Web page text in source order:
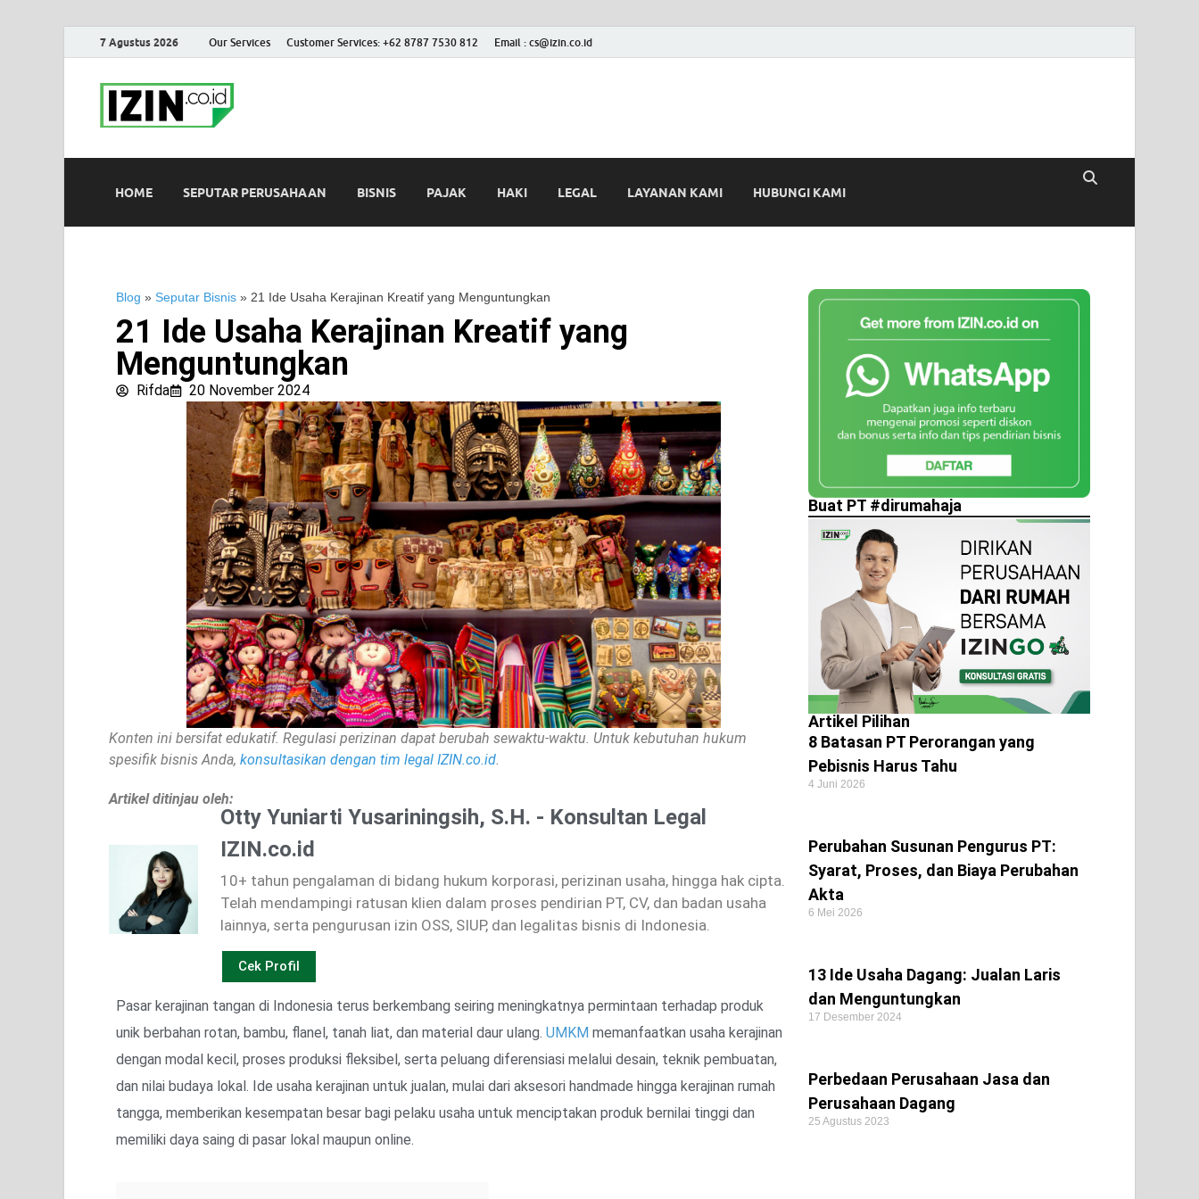
7 Agustus 2026 Our Services Customer Services: +62 8787 7530 812 Email : cs@izin.co.id
HOME SEPUTAR PERUSAHAAN BISNIS PAJAK HAKI LEGAL LAYANAN KAMI HUBUNGI KAMI
Blog » Seputar Bisnis » 21 Ide Usaha Kerajinan Kreatif yang Menguntungkan
21 Ide Usaha Kerajinan Kreatif yang
Menguntungkan
Rifda 20 November 2024
Konten ini bersifat edukatif. Regulasi perizinan dapat berubah sewaktu-waktu. Untuk kebutuhan hukum
spesifik bisnis Anda, konsultasikan dengan tim legal IZIN.co.id.
Artikel ditinjau oleh:
Otty Yuniarti Yusariningsih, S.H. - Konsultan Legal
IZIN.co.id
10+ tahun pengalaman di bidang hukum korporasi, perizinan usaha, hingga hak cipta.
Telah mendampingi ratusan klien dalam proses pendirian PT, CV, dan badan usaha
lainnya, serta pengurusan izin OSS, SIUP, dan legalitas bisnis di Indonesia.
Cek Profil
Pasar kerajinan tangan di Indonesia terus berkembang seiring meningkatnya permintaan terhadap produk
unik berbahan rotan, bambu, flanel, tanah liat, dan material daur ulang. UMKM memanfaatkan usaha kerajinan
dengan modal kecil, proses produksi fleksibel, serta peluang diferensiasi melalui desain, teknik pembuatan,
dan nilai budaya lokal. Ide usaha kerajinan untuk jualan, mulai dari aksesori handmade hingga kerajinan rumah
tangga, memberikan kesempatan besar bagi pelaku usaha untuk menciptakan produk bernilai tinggi dan
memiliki daya saing di pasar lokal maupun online.
Buat PT #dirumahaja
Artikel Pilihan
8 Batasan PT Perorangan yang
Pebisnis Harus Tahu
4 Juni 2026
Perubahan Susunan Pengurus PT:
Syarat, Proses, dan Biaya Perubahan
Akta
6 Mei 2026
13 Ide Usaha Dagang: Jualan Laris
dan Menguntungkan
17 Desember 2024
Perbedaan Perusahaan Jasa dan
Perusahaan Dagang
25 Agustus 2023